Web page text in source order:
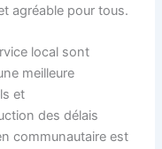
agréable pour tous.
local sont
meilleure
et
des délais
communautaire est